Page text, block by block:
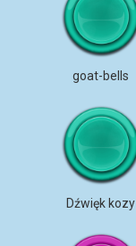
goat-bells
Dźwięk kozy